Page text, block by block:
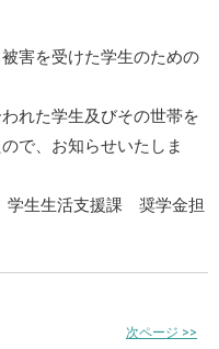
害を受けた学生のための
れた学生及びその世帯を
で、お知らせいたしま
学生生活支援課 奨学金担
次ページ >>